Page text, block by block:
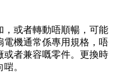
，或者轉動唔順暢，可能
電機通常係專用規格，唔
或者兼容嘅零件。更換時
。